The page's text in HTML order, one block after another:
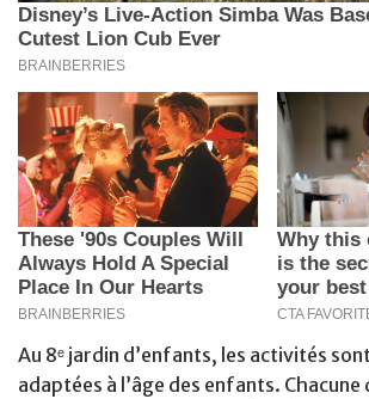
Au 8ᵉ jardin d’enfants, les activités
adaptées à l’âge des enfants. Chacune